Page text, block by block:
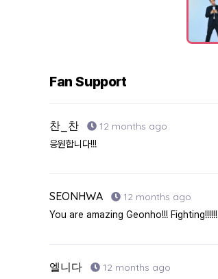
Fan Support
찬_찬 12 months ago
응원합니다!!!
SEONHWA 12 months ago
You are amazing Geonho!!! Fighting!!!!!!
엘니다 12 months ago